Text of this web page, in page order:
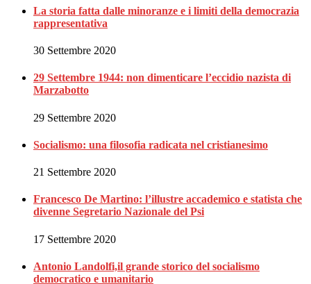
La storia fatta dalle minoranze e i limiti della democrazia
rappresentativa
30 Settembre 2020
29 Settembre 1944: non dimenticare l’eccidio nazista di
Marzabotto
29 Settembre 2020
Socialismo: una filosofia radicata nel cristianesimo
21 Settembre 2020
Francesco De Martino: l’illustre accademico e statista che
divenne Segretario Nazionale del Psi
17 Settembre 2020
Antonio Landolfi,il grande storico del socialismo
democratico e umanitario